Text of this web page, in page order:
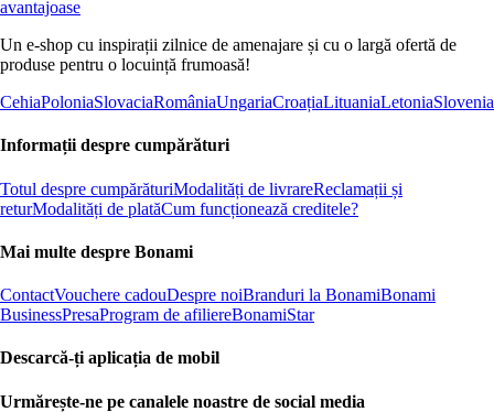
avantajoase
Un e-shop cu inspirații zilnice de amenajare și cu o largă ofertă de
produse pentru o locuință frumoasă!
CehiaPoloniaSlovaciaRomâniaUngariaCroațiaLituaniaLetoniaSlovenia
Informații despre cumpărături
Totul despre cumpărăturiModalități de livrareReclamații și
returModalități de platăCum funcționează creditele?
Mai multe despre Bonami
ContactVouchere cadouDespre noiBranduri la BonamiBonami
BusinessPresaProgram de afiliereBonamiStar
Descarcă-ți aplicația de mobil
Urmărește-ne pe canalele noastre de social media